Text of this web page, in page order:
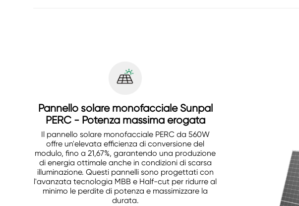
Pannello solare monofacciale Sunpal
PERC - Potenza massima erogata
Il pannello solare monofacciale PERC da 560W
offre un'elevata efficienza di conversione del
modulo, fino a 21,67%, garantendo una produzione
di energia ottimale anche in condizioni di scarsa
illuminazione. Questi pannelli sono progettati con
l'avanzata tecnologia MBB e Half-cut per ridurre al
minimo le perdite di potenza e massimizzare la
durata.